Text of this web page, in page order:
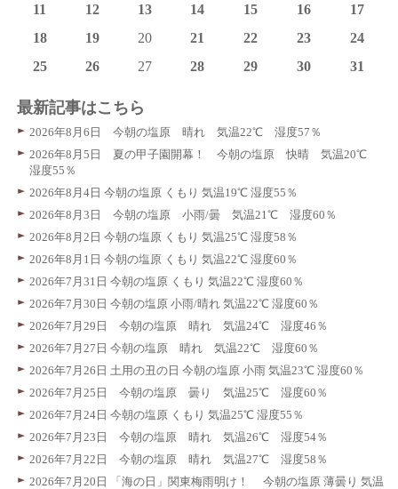
11
12 13 14 15 16
17
18
19 20 21 22 23
24
25
26 27 28 29 30 31
最新記事はこちら
2026年8月6日 今朝の塩原 晴れ 気温22℃ 湿度57％
2026年8月5日 夏の甲子園開幕！ 今朝の塩原 快晴 気温20℃
湿度55％
2026年8月4日 今朝の塩原 くもり 気温19℃ 湿度55％
2026年8月3日 今朝の塩原 小雨/曇 気温21℃ 湿度60％
2026年8月2日 今朝の塩原 くもり 気温25℃ 湿度58％
2026年8月1日 今朝の塩原 くもり 気温22℃ 湿度60％
2026年7月31日 今朝の塩原 くもり 気温22℃ 湿度60％
2026年7月30日 今朝の塩原 小雨/晴れ 気温22℃ 湿度60％
2026年7月29日 今朝の塩原 晴れ 気温24℃ 湿度46％
2026年7月27日 今朝の塩原 晴れ 気温22℃ 湿度60％
2026年7月26日 土用の丑の日 今朝の塩原 小雨 気温23℃ 湿度60％
2026年7月25日 今朝の塩原 曇り 気温25℃ 湿度60％
2026年7月24日 今朝の塩原 くもり 気温25℃ 湿度55％
2026年7月23日 今朝の塩原 晴れ 気温26℃ 湿度54％
2026年7月22日 今朝の塩原 晴れ 気温27℃ 湿度58％
2026年7月20日 「海の日」関東梅雨明け！ 今朝の塩原 薄曇り 気温